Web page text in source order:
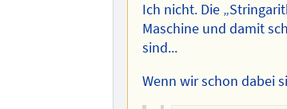
Ich nicht. Die
Maschine und damit
sind...
Wenn wir schon dabei